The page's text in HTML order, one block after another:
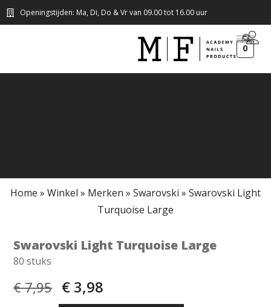
Openingstijden: Ma, Di, Do & Vr van 09.00 tot 16.00 uur
0
Home » Winkel » Merken » Swarovski » Swarovski Light
Turquoise Large
Swarovski Light Turquoise Large
80 stuks
€7,95 € 3,98